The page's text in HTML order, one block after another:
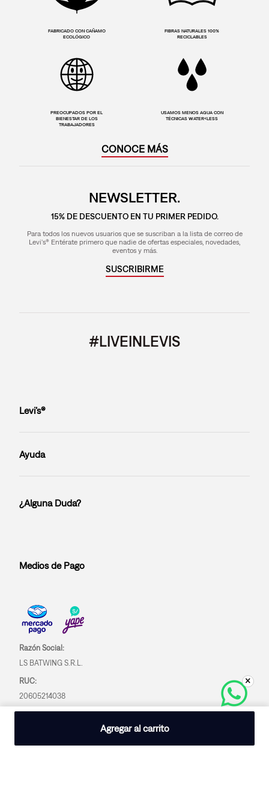
Agregar al carrito
FABRICADO CON CAÑAMO
ECOLÓGICO
FIBRAS NATURALES 100%
RECICLABLES
PREOCUPADOS POR EL
BIENESTAR DE LOS
TRABAJADORES
USAMOS MENOS AGUA CON
TÉCNICAS WATER<LESS
CONOCE MÁS
NEWSLETTER.
15% DE DESCUENTO EN TU PRIMER PEDIDO.
Para todos los nuevos usuarios que se suscriban a la lista de correo de
Levi's® Entérate primero que nadie de ofertas especiales, novedades,
eventos y más.
SUSCRIBIRME
#LIVEINLEVIS
Levi’s®
Ayuda
¿Alguna Duda?
Medios de Pago
Razón Social:
LS BATWING S.R.L.
RUC:
20605214038
Descarga los términos